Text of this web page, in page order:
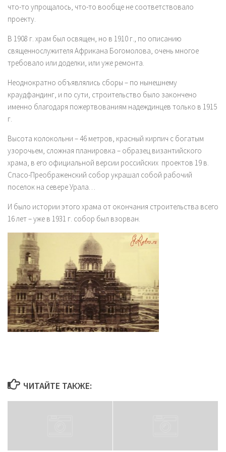
что-то упрощалось, что-то вообще не соответствовало
проекту.
В 1908 г. храм был освящен, но в 1910 г., по описанию
священнослужителя Африкана Богомолова, очень многое
требовало или доделки, или уже ремонта.
Неоднократно объявлялись сборы – по нынешнему
краудфандинг, и по сути, строительство было закончено
именно благодаря пожертвованиям надеждинцев только в 1915
г.
Высота колокольни – 46 метров, красный кирпич с богатым
узорочьем, сложная планировка – образец византийского
храма, в его официальной версии российских проектов 19 в.
Спасо-Преображенский собор украшал собой рабочий
поселок на севере Урала…
И было истории этого храма от окончания строительства всего
16 лет – уже в 1931 г. собор был взорван.
ЧИТАЙТЕ ТАКЖЕ: